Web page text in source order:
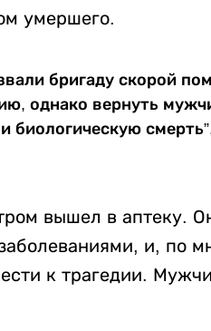
умершего.
бригаду скорой
однако вернуть
биологическую
вышел в аптеку.
и, по
к трагедии.